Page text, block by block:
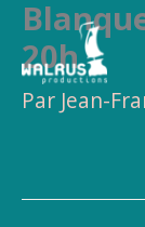
Aller
au
contenu
20h
Par Jean-